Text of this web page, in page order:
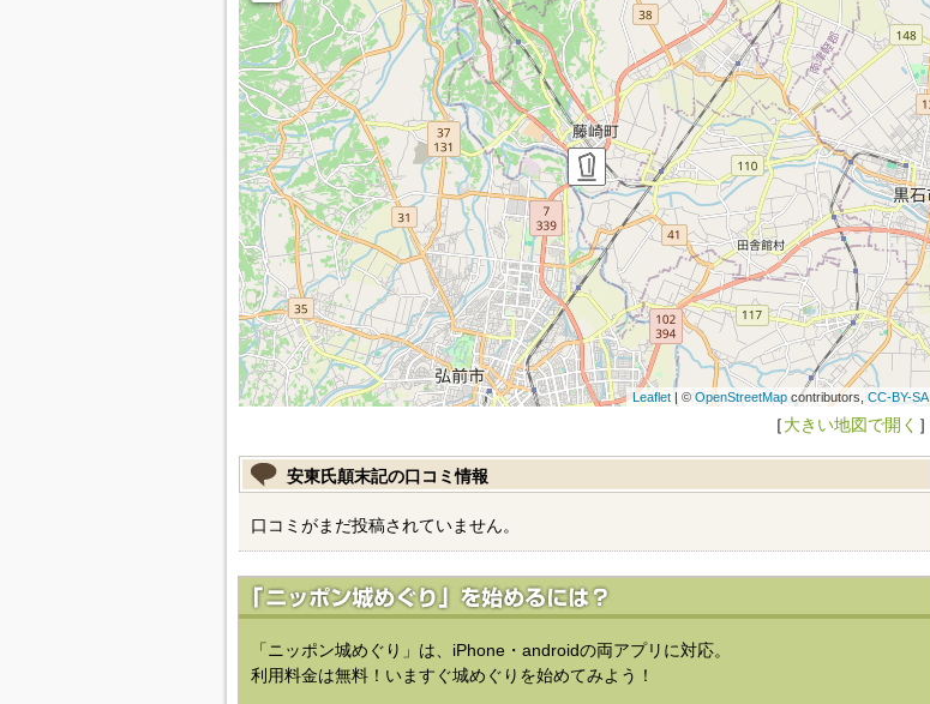
Leaflet| © OpenStreetMapcontributors, CC-BY-SA
［大きい地図で開く ］
安東氏顛末記の口コミ情報
口コミがまだ投稿されていません。
「ニッポン城めぐり」は、iPhone・androidの両アプリに対応。
利用料金は無料！いますぐ城めぐりを始めてみよう！